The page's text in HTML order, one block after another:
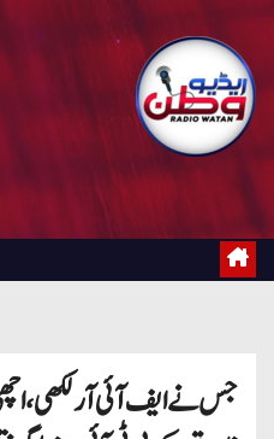
جس نے ایف آئی آر لکھی،